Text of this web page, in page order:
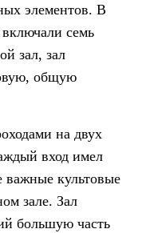
элементов. В
семь
зал, зал
общую
на двух
вход имел
важные культовые
зале. Зал
большую часть